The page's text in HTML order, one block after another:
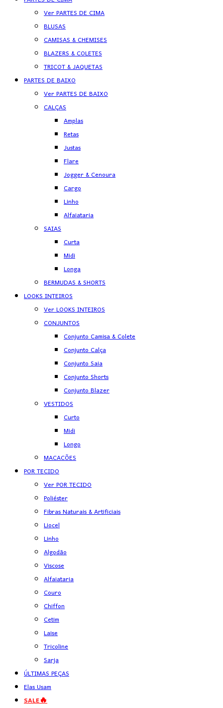
Ver PARTES DE CIMA
BLUSAS
CAMISAS & CHEMISES
BLAZERS & COLETES
TRICOT & JAQUETAS
PARTES DE BAIXO
Ver PARTES DE BAIXO
CALÇAS
Amplas
Retas
Justas
Flare
Jogger & Cenoura
Cargo
Linho
Alfaiataria
SAIAS
Curta
Midi
Longa
BERMUDAS & SHORTS
LOOKS INTEIROS
Ver LOOKS INTEIROS
CONJUNTOS
Conjunto Camisa & Colete
Conjunto Calça
Conjunto Saia
Conjunto Shorts
Conjunto Blazer
VESTIDOS
Curto
Midi
Longo
MACACÕES
POR TECIDO
Ver POR TECIDO
Poliéster
Fibras Naturais & Artificiais
Liocel
Linho
Algodão
Viscose
Alfaiataria
Couro
Chiffon
Cetim
Laise
Tricoline
Sarja
ÚLTIMAS PEÇAS
Elas Usam
SALE🔥